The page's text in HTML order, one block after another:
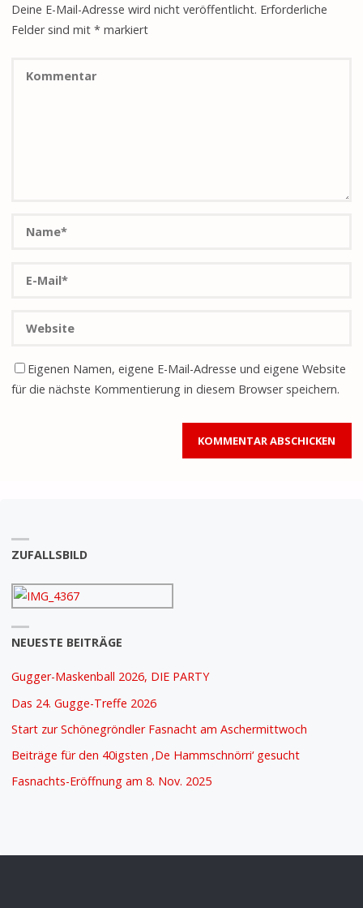
Deine E-Mail-Adresse wird nicht veröffentlicht. Erforderliche
Felder sind mit* markiert
Eigenen Namen, eigene E-Mail-Adresse und eigene Website
für die nächste Kommentierung in diesem Browser speichern.
ZUFALLSBILD
NEUESTE BEITRÄGE
Gugger-Maskenball 2026, DIE PARTY
Das 24. Gugge-Treffe 2026
Start zur Schönegröndler Fasnacht am Aschermittwoch
Beiträge für den 40igsten ‚De Hammschnörri‘ gesucht
Fasnachts-Eröffnung am 8. Nov. 2025